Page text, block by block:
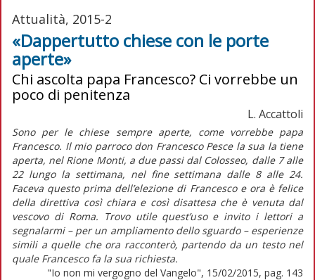
Attualità, 2015-2
«Dappertutto chiese con le porte
aperte»
Chi ascolta papa Francesco? Ci vorrebbe un
poco di penitenza
L. Accattoli
Sono per le chiese sempre aperte, come vorrebbe papa
Francesco. Il mio parroco don Francesco Pesce la sua la tiene
aperta, nel Rione Monti, a due passi dal Colosseo, dalle 7 alle
22 lungo la settimana, nel fine settimana dalle 8 alle 24.
Faceva questo prima dell’elezione di Francesco e ora è felice
della direttiva così chiara e così disattesa che è venuta dal
vescovo di Roma. Trovo utile quest’uso e invito i lettori a
segnalarmi – per un ampliamento dello sguardo – esperienze
simili a quelle che ora racconterò, partendo da un testo nel
quale Francesco fa la sua richiesta.
"Io non mi vergogno del Vangelo", 15/02/2015, pag. 143